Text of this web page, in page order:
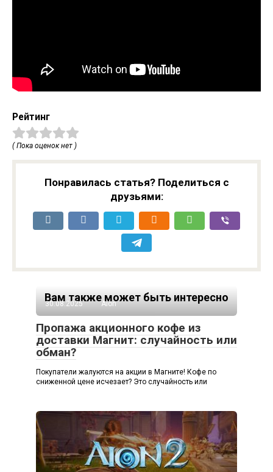
Рейтинг
( Пока оценок нет )
Понравилась статья? Поделиться с
друзьями:
Вам также может быть интересно
30.08.2025 Aion
Пропажа акционного кофе из
доставки Магнит: случайность или
обман?
Покупатели жалуются на акции в Магните! Кофе по
сниженной цене исчезает? Это случайность или